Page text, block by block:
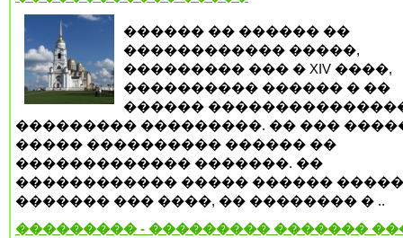
������ �� ������ ��
������������ �����,
��������� ��� � XIV ����,
���������� ������ � ��
������
��������� ���������. �� ���
����� ���������� ������ ��
������������� �������. ��
������������ ����� ������
������� ��� ����, �� �������� � ..
��������� - ��������� �������